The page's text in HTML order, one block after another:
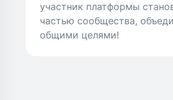
участник платформы
частью сообщества,
общими целями!